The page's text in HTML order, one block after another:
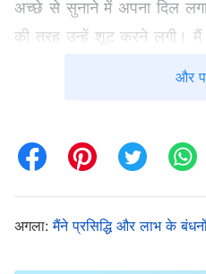
अच्छे से सुनाने में अपना दिल
की तरह उन्हें शूट करने लगी। मैं
करने से कतराने लगी जो गा
धर्मग्रंथ के एक अंश की याद आई :
और दूसरे को अनादर के लिये
और
अगला:मैंने प्रसिद्धि और लाभ के